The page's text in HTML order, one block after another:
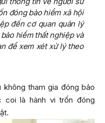
đóng bảo hiểm xã hội
đến cơ quan quản lý
hiểm thất nghiệp và
để xem xét xử lý theo
không tham gia đóng bảo
là hành vi trốn đóng